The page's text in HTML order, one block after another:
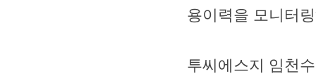
용이력을 모니터
투씨에스지 임천